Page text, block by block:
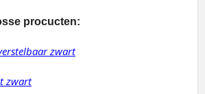
procucten:
zwart
zwart